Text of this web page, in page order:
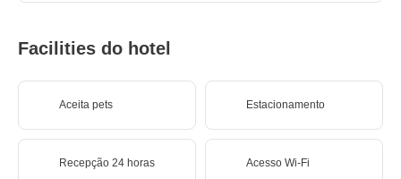
Facilities do hotel
Aceita pets Estacionamento
Recepção 24 horas Acesso Wi-Fi